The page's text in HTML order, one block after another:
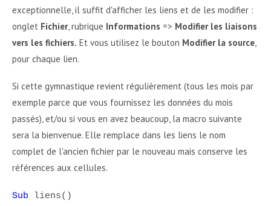
exceptionnelle, il suffit d'afficher les liens et de les modifier :
onglet Fichier, rubrique Informations => Modifier les liaisons
vers les fichiers. Et vous utilisez le bouton Modifier la source,
pour chaque lien.
Si cette gymnastique revient régulièrement (tous les mois par
exemple parce que vous fournissez les données du mois
passés), et/ou si vous en avez beaucoup, la macro suivante
sera la bienvenue. Elle remplace dans les liens le nom
complet de l'ancien fichier par le nouveau mais conserve les
références aux cellules.
Sub liens()